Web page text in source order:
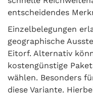
entscheidendes
Einzelbelegungen
geographische
Eitorf. Alternativ
kostengünstige
wählen. Besonders
diese Variante.